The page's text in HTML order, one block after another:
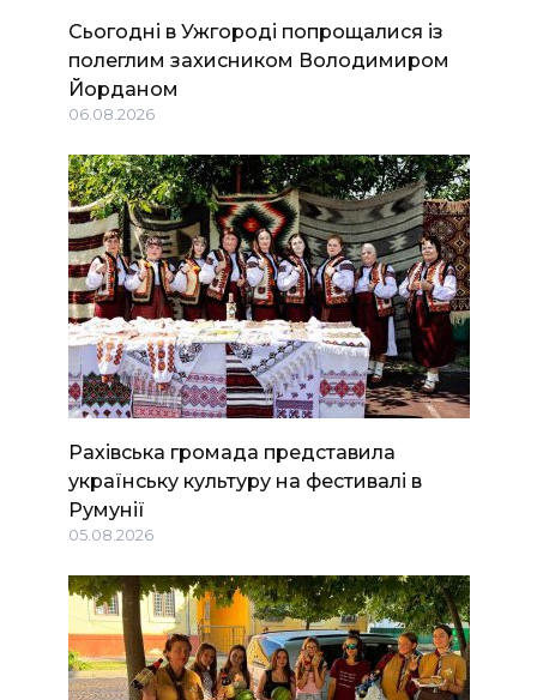
Сьогодні в Ужгороді попрощалися із
полеглим захисником Володимиром
Йорданом
06.08.2026
Рахівська громада представила
українську культуру на фестивалі в
Румунії
05.08.2026